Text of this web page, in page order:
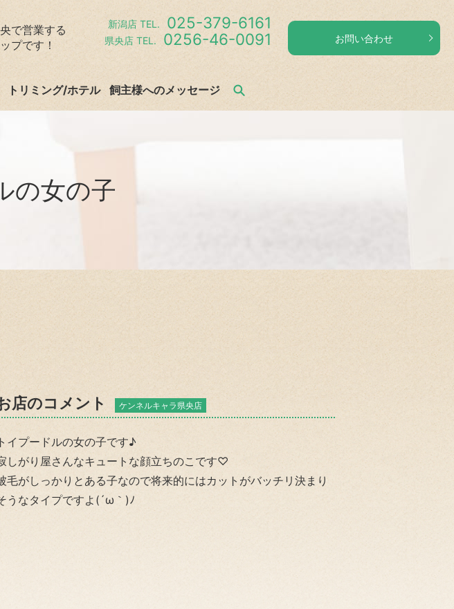
で営業する
プです！
新潟店 TEL. 025-379-6161
県央店 TEL. 0256-46-0091 お問い合わせ
トリミング/ホテル 飼主様へのメッセージ search
の女の子
店のコメント ケンネルキャラ県央店
トイプードルの女の子です♪
しがり屋さんなキュートな顔立ちのこです♡
毛がしっかりとある子なので将来的にはカットがバッチリ決まり
うなタイプですよ(´ω｀)ﾉ